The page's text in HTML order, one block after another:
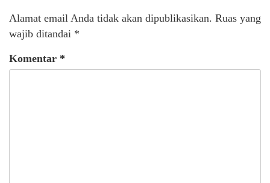
Alamat email Anda tidak akan dipublikasikan. Ruas yang
wajib ditandai *
Komentar *